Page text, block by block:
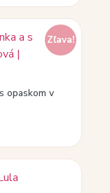
Zľava!
opaskom v